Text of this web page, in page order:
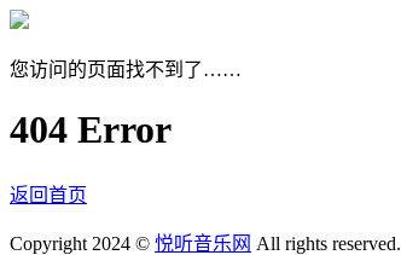
您访问的页面找不到了……
404 Error
返回首页
Copyright 2024 © 悦听音乐网 All rights reserved.